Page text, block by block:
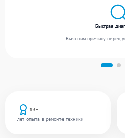
13+
лет опыта в ремонте техники
Быстрая
Выясним причину перед